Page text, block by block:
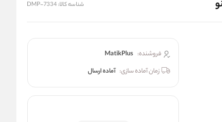
شناسه کالا:DMP-7334
فروشنده: MatikPlus
زمان آماده سازی: آماده ارسال